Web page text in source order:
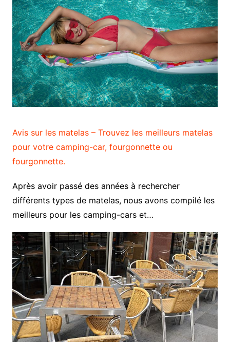
Avis sur les matelas – Trouvez les meilleurs matelas
pour votre camping-car, fourgonnette ou
fourgonnette.
Après avoir passé des années à rechercher
différents types de matelas, nous avons compilé les
meilleurs pour les camping-cars et…